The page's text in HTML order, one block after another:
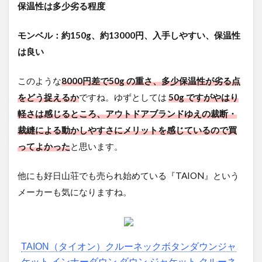
保温性は多少劣る程度
モンベル：約150g、約13000円、入手しやすい、保温性
は良い
このような8000円差で50g の重さ、多少保温性が劣る点
をどう捉えるかですね。ゆずとしては 50g ですがやはり
軽さは感じるところ、アウトドアブランドゆえの裁断・
裁縫による動かしやすさにメリットを感じているので買
ってよかったと思います。
他にも好日山荘でも売られ始めている『TAION』という
メーカーも気になりますね。
TAION（タイオン）クルーネックボタンダウンジャ